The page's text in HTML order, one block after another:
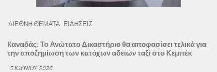
ΔΙΕΘΝΗ ΘΕΜΑΤΑ ΕΙΔΗΣΕΙΣ
Kαναδάς: Το Ανώτατο Δικαστήριο θα αποφασίσει τελικά για
την αποζημίωση των κατόχων αδειών ταξί στο Κεμπέκ
5 ΙΟΥΝΊΟΥ 2026